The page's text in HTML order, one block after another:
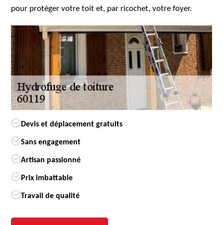
pour protéger votre toit et, par ricochet, votre foyer.
Devis et déplacement gratuits
Sans engagement
Artisan passionné
Prix imbattable
Travail de qualité